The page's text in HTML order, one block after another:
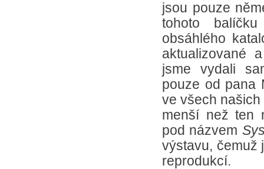
jsou pouze
tohoto
obsáhlého
aktualizované
jsme vydali
pouze od pana
ve všech
menší než ten
pod názvem
výstavu, čemuž
reprodukcí.